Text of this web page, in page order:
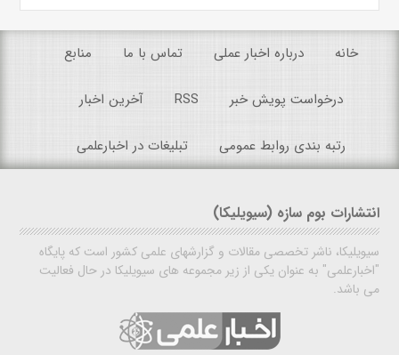
خانه درباره اخبار عملی تماس با ما منابع
درخواست پویش خبر RSS آخرین اخبار
رتبه بندی روابط عمومی تبلیغات در اخبارعلمی
انتشارات بوم سازه (سیویلیکا)
سیویلیکا، ناشر تخصصی مقالات و گزارشهای علمی کشور است که پایگاه
"اخبارعلمی" به عنوان یکی از زیر مجموعه های سیویلیکا در حال فعالیت
می باشد.